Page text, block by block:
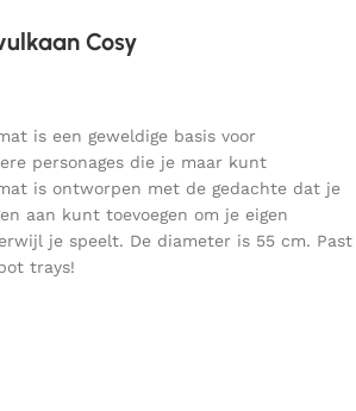
Cosy
is een geweldige basis voor
personages die je maar kunt
is ontworpen met de gedachte dat je
aan kunt toevoegen om je eigen
je speelt. De diameter is 55 cm. Past
trays!